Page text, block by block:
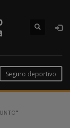
Seguro deportivo